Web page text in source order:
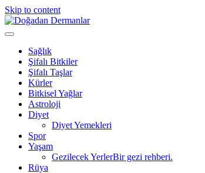
Skip to content
Sağlık
Şifalı Bitkiler
Şifalı Taşlar
Kürler
Bitkisel Yağlar
Astroloji
Diyet
Diyet Yemekleri
Spor
Yaşam
Gezilecek YerlerBir gezi rehberi.
Rüya